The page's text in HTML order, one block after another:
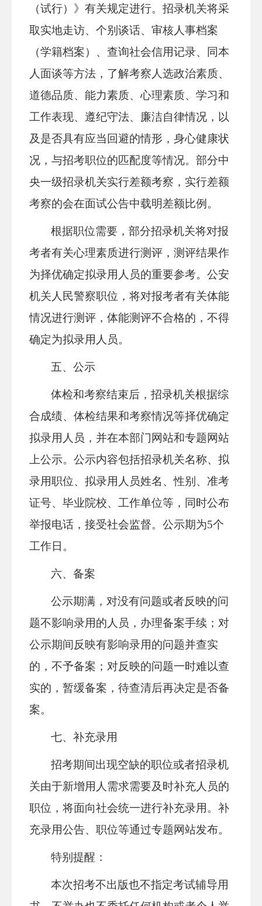
（试行）》有关规定进行。招录机关将采
取实地走访、个别谈话、审核人事档案
（学籍档案）、查询社会信用记录、同本
人面谈等方法，了解考察人选政治素质、
道德品质、能力素质、心理素质、学习和
工作表现、遵纪守法、廉洁自律情况，以
及是否具有应当回避的情形，身心健康状
况，与招考职位的匹配度等情况。部分中
央一级招录机关实行差额考察，实行差额
考察的会在面试公告中载明差额比例。
根据职位需要，部分招录机关将对报
考者有关心理素质进行测评，测评结果作
为择优确定拟录用人员的重要参考。公安
机关人民警察职位，将对报考者有关体能
情况进行测评，体能测评不合格的，不得
确定为拟录用人员。
五、公示
体检和考察结束后，招录机关根据综
合成绩、体检结果和考察情况等择优确定
拟录用人员，并在本部门网站和专题网站
上公示。公示内容包括招录机关名称、拟
录用职位、拟录用人员姓名、性别、准考
证号、毕业院校、工作单位等，同时公布
举报电话，接受社会监督。公示期为5个
工作日。
六、备案
公示期满，对没有问题或者反映的问
题不影响录用的人员，办理备案手续；对
公示期间反映有影响录用的问题并查实
的，不予备案；对反映的问题一时难以查
实的，暂缓备案，待查清后再决定是否备
案。
七、补充录用
招考期间出现空缺的职位或者招录机
关由于新增用人需求需要及时补充人员的
职位，将面向社会统一进行补充录用。补
充录用公告、职位等通过专题网站发布。
特别提醒：
本次招考不出版也不指定考试辅导用